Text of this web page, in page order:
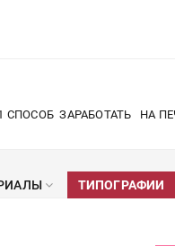
СПОСОБ ЗАРАБОТАТЬ НА
ТИПОГРАФИИ